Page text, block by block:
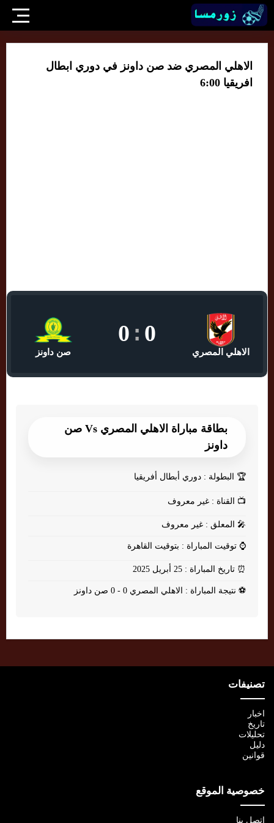
الاهلي المصري ضد صن داونز في دوري ابطال
افريقيا 6:00
الاهلي المصري
0
:
0
صن داونز
بطاقة مباراة الاهلي المصري Vs صن
داونز
🏆 البطولة : دوري أبطال أفريقيا
📺 القناة : غير معروف
🎤 المعلق : غير معروف
⌚ توقيت المباراة : بتوقيت القاهرة
⏰ تاريخ المباراة : 25 أبريل 2025
⚽ نتيجة المباراة : الاهلي المصري 0 - 0 صن داونز
تصنيفات
اخبار
تاريخ
تحليلات
دليل
قوانين
خصوصية الموقع
اتصل بنا